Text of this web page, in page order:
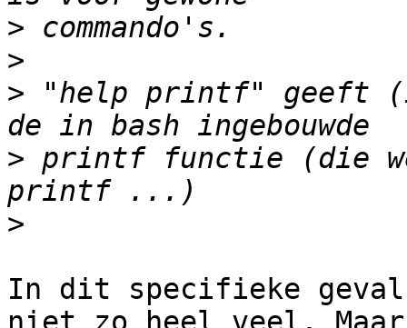
>
>
> "help printf" geeft
> printf functie (die
>
In dit specifieke geval